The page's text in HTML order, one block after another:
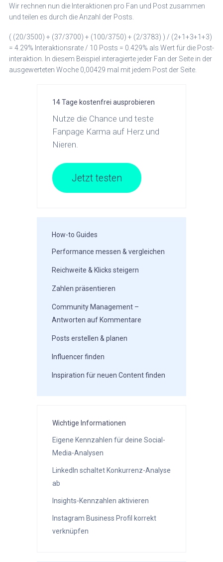
Wir rechnen nun die Interaktionen pro Fan und Post zusammen
und teilen es durch die Anzahl der Posts.
( (20/3500) + (37/3700) + (100/3750) + (2/3783) ) / (2+1+3+1+3)
= 4.29% Interaktionsrate / 10 Posts = 0.429% als Wert für die Post-
interaktion. In diesem Beispiel interagierte jeder Fan der Seite in der
ausgewerteten Woche 0,00429 mal mit jedem Post der Seite.
14 Tage kostenfrei ausprobieren
Nutze die Chance und teste
Fanpage Karma auf Herz und
Nieren.
Jetzt testen
How-to Guides
Performance messen & vergleichen
Reichweite & Klicks steigern
Zahlen präsentieren
Community Management –
Antworten auf Kommentare
Posts erstellen & planen
Influencer finden
Inspiration für neuen Content finden
Wichtige Informationen
Eigene Kennzahlen für deine Social-
Media-Analysen
LinkedIn schaltet Konkurrenz-Analyse
ab
Insights-Kennzahlen aktivieren
Instagram Business Profil korrekt
verknüpfen